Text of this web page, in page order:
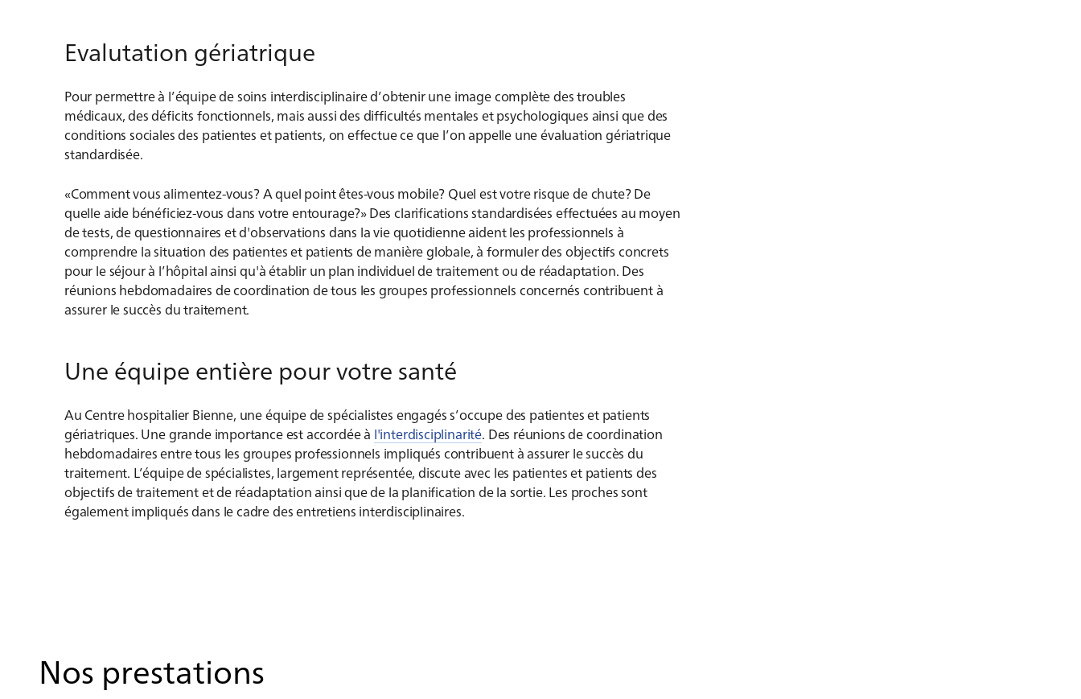
Eva­lutati­on gé­ria­tri­que
Pour permettre à l’équipe de soins interdisciplinaire d’obtenir une image complète des troubles
médicaux, des déficits fonctionnels, mais aussi des difficultés mentales et psychologiques ainsi que des
conditions sociales des patientes et patients, on effectue ce que l’on appelle une évaluation gériatrique
standardisée.
«Comment vous alimentez-vous? A quel point êtes-vous mobile? Quel est votre risque de chute? De
quelle aide bénéficiez-vous dans votre entourage?» Des clarifications standardisées effectuées au moyen
de tests, de questionnaires et d'observations dans la vie quotidienne aident les professionnels à
comprendre la situation des patientes et patients de manière globale, à formuler des objectifs concrets
pour le séjour à l’hôpital ainsi qu'à établir un plan individuel de traitement ou de réadaptation. Des
réunions hebdomadaires de coordination de tous les groupes professionnels concernés contribuent à
assurer le succès du traitement.
Une équipe entière pour votre santé
Au Centre hospitalier Bienne, une équipe de spécialistes engagés s’occupe des patientes et patients
gériatriques. Une grande importance est accordée à l'interdisciplinarité. Des réunions de coordination
hebdomadaires entre tous les groupes professionnels impliqués contribuent à assurer le succès du
traitement. L’équipe de spécialistes, largement représentée, discute avec les patientes et patients des
objectifs de traitement et de réadaptation ainsi que de la planification de la sortie. Les proches sont
également impliqués dans le cadre des entretiens interdisciplinaires.
Nos prestations